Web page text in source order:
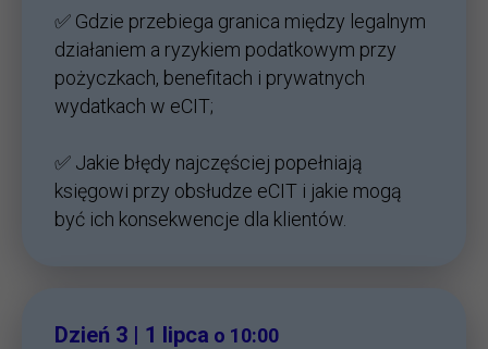
✅ Gdzie przebiega granica między legalnym
działaniem a ryzykiem podatkowym przy
pożyczkach, benefitach i prywatnych
wydatkach w eCIT;
✅ Jakie błędy najczęściej popełniają
księgowi przy obsłudze eCIT i jakie mogą
być ich konsekwencje dla klientów.
Dzień 3 | 1 lipca o 10:00